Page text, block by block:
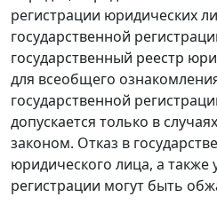
регистрации юридических
государственной
государственный реестр
для всеобщего
государственной
допускается только в
законом. Отказ в
юридического лица, а также
регистрации могут быть